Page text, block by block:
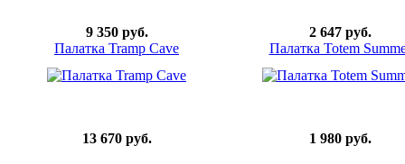
9 350 руб.
2 647 руб.
Палатка Tramp Cave
13 670 руб.
Палатка Totem
1 980 руб.